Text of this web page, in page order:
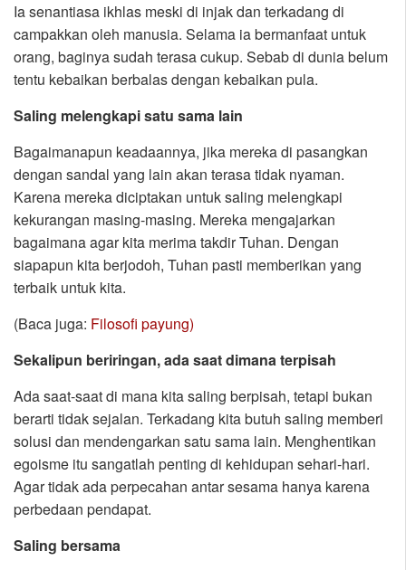
Ia senantiasa ikhlas meski di injak dan terkadang di
campakkan oleh manusia. Selama ia bermanfaat untuk
orang, baginya sudah terasa cukup. Sebab di dunia belum
tentu kebaikan berbalas dengan kebaikan pula.
Saling melengkapi satu sama lain
Bagaimanapun keadaannya, jika mereka di pasangkan
dengan sandal yang lain akan terasa tidak nyaman.
Karena mereka diciptakan untuk saling melengkapi
kekurangan masing-masing. Mereka mengajarkan
bagaimana agar kita merima takdir Tuhan. Dengan
siapapun kita berjodoh, Tuhan pasti memberikan yang
terbaik untuk kita.
(Baca juga: Filosofi payung)
Sekalipun beriringan, ada saat dimana terpisah
Ada saat-saat di mana kita saling berpisah, tetapi bukan
berarti tidak sejalan. Terkadang kita butuh saling memberi
solusi dan mendengarkan satu sama lain. Menghentikan
egoisme itu sangatlah penting di kehidupan sehari-hari.
Agar tidak ada perpecahan antar sesama hanya karena
perbedaan pendapat.
Saling bersama